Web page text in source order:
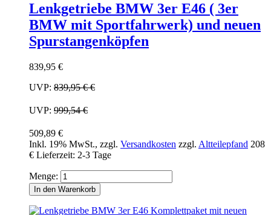
Lenkgetriebe BMW 3er E46 ( 3er
BMW mit Sportfahrwerk) und neuen
Spurstangenköpfen
839,95 €
UVP: 839,95 €€
UVP: 999,54 €
509,89 €
Inkl. 19% MwSt., zzgl. Versandkosten zzgl. Altteilepfand 208
€ Lieferzeit: 2-3 Tage
Menge:
In den Warenkorb